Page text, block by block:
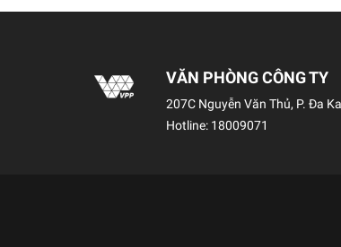
VĂN PHÒNG CÔNG TY
207C Nguyễn Văn Thủ, P. Đa
Hotline: 18009071